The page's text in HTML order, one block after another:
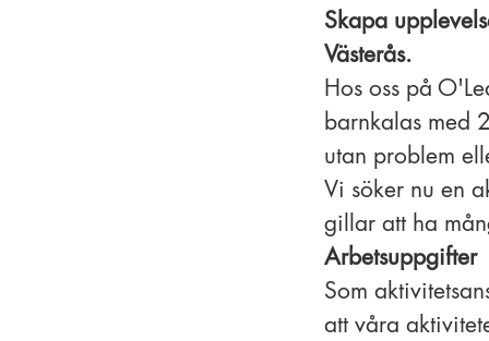
Skapa
Västerås.
Hos oss på
barnkalas med
utan problem
Vi söker nu en
gillar att ha
Arbetsuppgifter
Som
att våra